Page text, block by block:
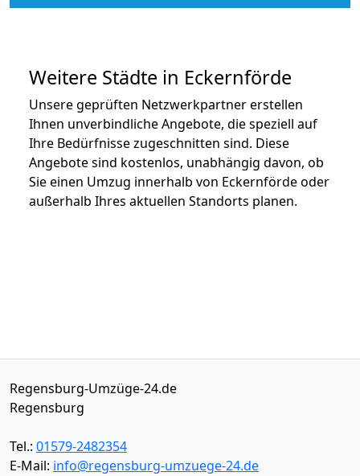
Weitere Städte in Eckernförde
Unsere geprüften Netzwerkpartner erstellen
Ihnen unverbindliche Angebote, die speziell auf
Ihre Bedürfnisse zugeschnitten sind. Diese
Angebote sind kostenlos, unabhängig davon, ob
Sie einen Umzug innerhalb von Eckernförde oder
außerhalb Ihres aktuellen Standorts planen.
Regensburg-Umzüge-24.de
Regensburg
Tel.: 01579-2482354
E-Mail: info@regensburg-umzuege-24.de